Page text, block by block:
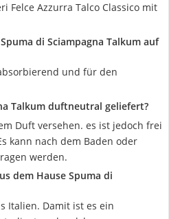
Felce Azzurra Talco Classico mit
di Sciampagna Talkum auf
und für den
Talkum duftneutral geliefert?
Duft versehen. es ist jedoch frei
kann nach dem Baden oder
werden.
dem Hause Spuma di
Italien. Damit ist es ein